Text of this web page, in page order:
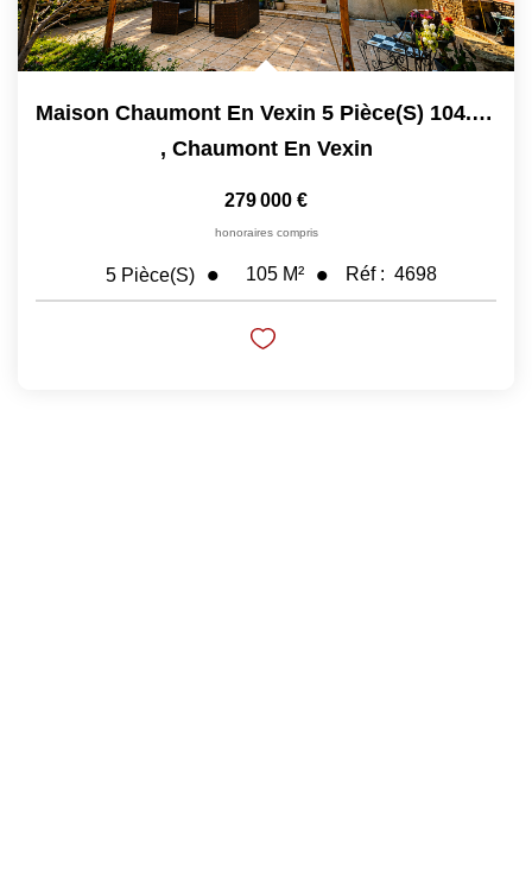
Maison Chaumont En Vexin 5 Pièce(s) 104.76 M2
, Chaumont En Vexin
279 000 €
honoraires compris
5 Pièce(s) 105 M² Réf : 4698